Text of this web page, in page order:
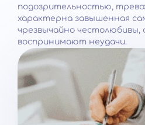
подозрительностью,
характерна завышенная
чрезвычайно честолюбивы,
воспринимают неудачи.